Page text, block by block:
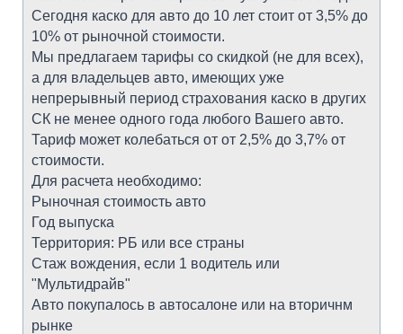
Сегодня каско для авто до 10 лет стоит от 3,5% до
10% от рыночной стоимости.
Мы предлагаем тарифы со скидкой (не для всех),
а для владельцев авто, имеющих уже
непрерывный период страхования каско в других
СК не менее одного года любого Вашего авто.
Тариф может колебаться от от 2,5% до 3,7% от
стоимости.
Для расчета необходимо:
Рыночная стоимость авто
Год выпуска
Территория: РБ или все страны
Стаж вождения, если 1 водитель или
"Мультидрайв"
Авто покупалось в автосалоне или на вторичнм
рынке